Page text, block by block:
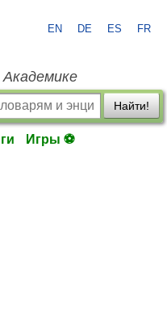
EN DE ES FR
Академике
Найти!
Игры ⚽